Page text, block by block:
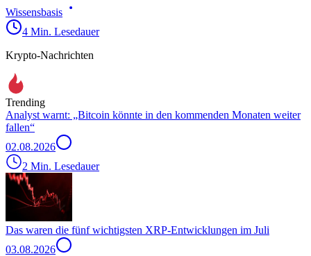
Wissensbasis
4 Min. Lesedauer
Krypto-Nachrichten
Trending
Analyst warnt: „Bitcoin könnte in den kommenden Monaten weiter
fallen“
02.08.2026
2 Min. Lesedauer
Das waren die fünf wichtigsten XRP-Entwicklungen im Juli
03.08.2026